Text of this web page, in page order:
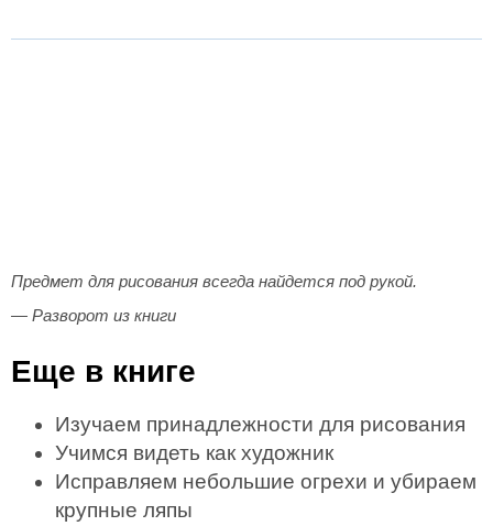
Предмет для рисования всегда найдется под рукой.
— Разворот из книги
Еще в книге
Изучаем принадлежности для рисования
Учимся видеть как художник
Исправляем небольшие огрехи и убираем
крупные ляпы